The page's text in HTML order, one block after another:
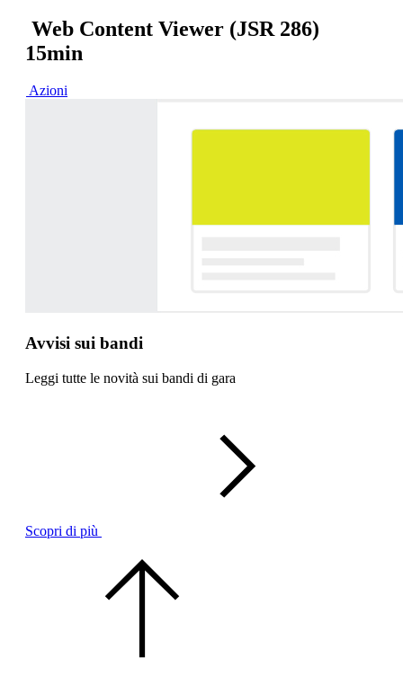
Web Content Viewer (JSR 286)
15min
Azioni
Avvisi sui bandi
Leggi tutte le novità sui bandi di gara
Scopri di più